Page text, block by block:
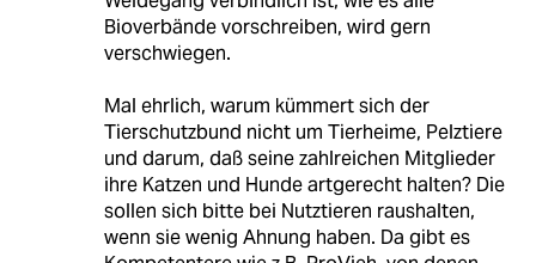
Bioverbände vorschreiben, wird gern
verschwiegen.
Mal ehrlich, warum kümmert sich der
Tierschutzbund nicht um Tierheime, Pelztiere
und darum, daß seine zahlreichen Mitglieder
ihre Katzen und Hunde artgerecht halten? Die
sollen sich bitte bei Nutztieren raushalten,
wenn sie wenig Ahnung haben. Da gibt es